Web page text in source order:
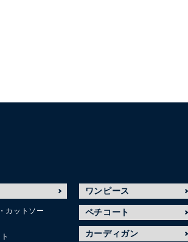
カットソー
ワンピース
ペチコート
カーディガン